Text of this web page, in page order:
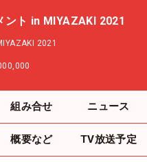
ント in MIYAZAKI 2021
2021
組み合せ ニュース
概要など TV放送予定